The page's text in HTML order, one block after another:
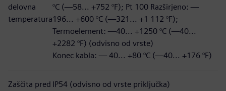
delovna
temperatura
°C (—58... +752 °F); Pt 100 Razširjeno: —
196... +600 °C (—321... +1 112 °F);
Termoelement: —40... +1250 °C (—40...
+2282 °F) (odvisno od vrste)
Konec kabla: — 40... +80 °C (—40... +176 °F)
Zaščita pred IP54 (odvisno od vrste priključka)